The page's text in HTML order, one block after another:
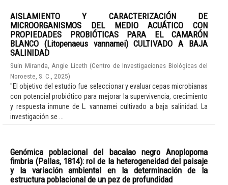
AISLAMIENTO Y CARACTERIZACIÓN DE
MICROORGANISMOS DEL MEDIO ACUÁTICO CON
PROPIEDADES PROBIÓTICAS PARA EL CAMARÓN
BLANCO (Litopenaeus vannamei) CULTIVADO A BAJA
SALINIDAD
Suin Miranda, Angie Liceth (Centro de Investigaciones Biológicas del
Noroeste, S. C.
2025)
"El objetivo del estudio fue seleccionar y evaluar cepas microbianas
con potencial probiótico para mejorar la supervivencia, crecimiento
y respuesta inmune de L. vannamei cultivado a baja salinidad. La
investigación se ...
Genómica poblacional del bacalao negro Anoplopoma
fimbria (Pallas, 1814): rol de la heterogeneidad del paisaje
y la variación ambiental en la determinación de la
estructura poblacional de un pez de profundidad